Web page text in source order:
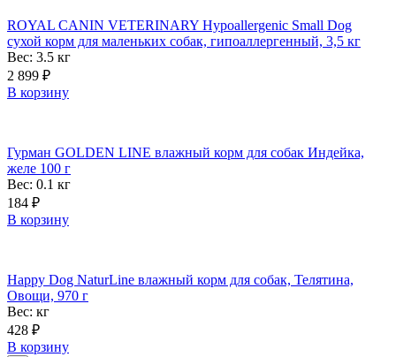
ROYAL CANIN VETERINARY Hypoallergenic Small Dog
сухой корм для маленьких собак, гипоаллергенный, 3,5 кг
Вес: 3.5 кг
2 899 ₽
В корзину
Гурман GOLDEN LINE влажный корм для собак Индейка,
желе 100 г
Вес: 0.1 кг
184 ₽
В корзину
Happy Dog NaturLine влажный корм для собак, Телятина,
Овощи, 970 г
Вес: кг
428 ₽
В корзину